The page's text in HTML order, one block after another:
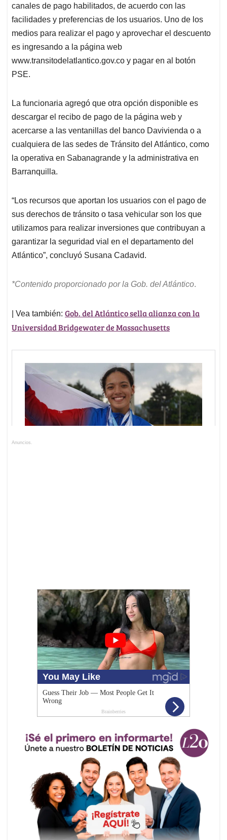
canales de pago habilitados, de acuerdo con las
facilidades y preferencias de los usuarios. Uno de los
medios para realizar el pago y aprovechar el descuento
es ingresando a la página web
www.transitodelatlantico.gov.co y pagar en al botón
PSE.
La funcionaria agregó que otra opción disponible es
descargar el recibo de pago de la página web y
acercarse a las ventanillas del banco Davivienda o a
cualquiera de las sedes de Tránsito del Atlántico, como
la operativa en Sabanagrande y la administrativa en
Barranquilla.
“Los recursos que aportan los usuarios con el pago de
sus derechos de tránsito o tasa vehicular son los que
utilizamos para realizar inversiones que contribuyan a
garantizar la seguridad vial en el departamento del
Atlántico”, concluyó Susana Cadavid.
*Contenido proporcionado por la Gob. del Atlántico.
| Vea también: Gob. del Atlántico sella alianza con la
Universidad Bridgewater de Massachusetts
Anuncios.